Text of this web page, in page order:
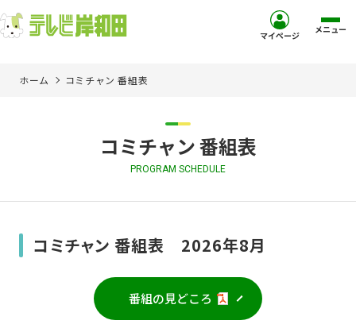
ご加入を検討中の方
マイページ メニュー
ホーム コミチャン 番組表
コミチャン 番組表
PROGRAM SCHEDULE
コミチャン 番組表 2026年8月
番組の見どころ